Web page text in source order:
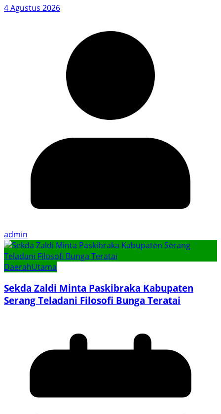
4 Agustus 2026
admin
DaerahUtama
Sekda Zaldi Minta Paskibraka Kabupaten
Serang Teladani Filosofi Bunga Teratai